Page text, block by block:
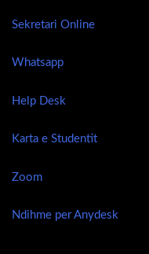
Sekretari Online
Whatsapp
Help Desk
Karta e Studentit
Zoom
Ndihme per Anydesk